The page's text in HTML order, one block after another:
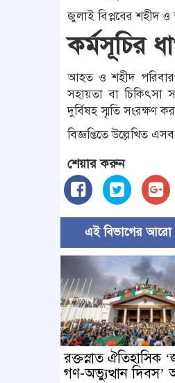
জুলাই বিপ্লবের শহীদ ও
কর্মসূচির
আহত ও শহীদ
সহায়তা বা চিকিৎসা
দুর্বিষহ স্মৃতি সংরক্ষণ
বিজ্ঞপ্তিতে উল্লেখিত
শেয়ার করুন
এই বিভাগের আরো
রক্তস্নাত ঐতিহাসিক
গণ-অভ্যুত্থান